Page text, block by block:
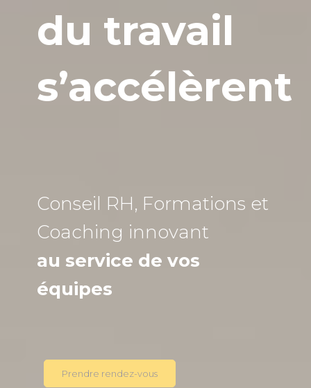
du travail
s’accélèrent
Conseil RH, Formations et
Coaching innovant
au service de vos
équipes
Prendre rendez-vous